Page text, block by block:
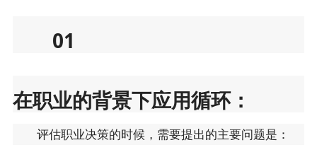
01
在职业的背景下应用循环：
评估职业决策的时候，需要提出的主要问题是：